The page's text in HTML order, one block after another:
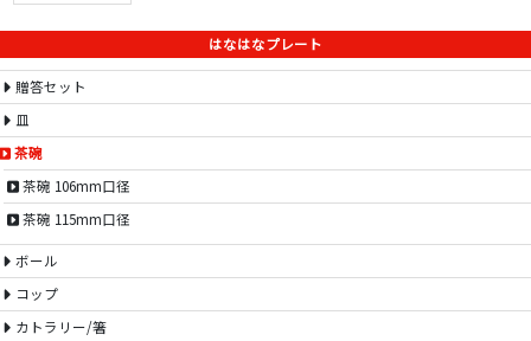
はなはなプレート
贈答セット
皿
茶碗
茶碗 106mm口径
茶碗 115mm口径
ボール
コップ
カトラリー/箸